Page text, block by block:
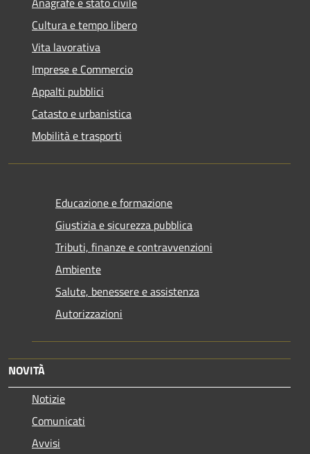
Cultura e tempo libero
Vita lavorativa
Imprese e Commercio
Appalti pubblici
Catasto e urbanistica
Mobilità e trasporti
Educazione e formazione
Giustizia e sicurezza pubblica
Tributi, finanze e contravvenzioni
Ambiente
Salute, benessere e assistenza
Autorizzazioni
NOVITÀ
Notizie
Comunicati
Avvisi